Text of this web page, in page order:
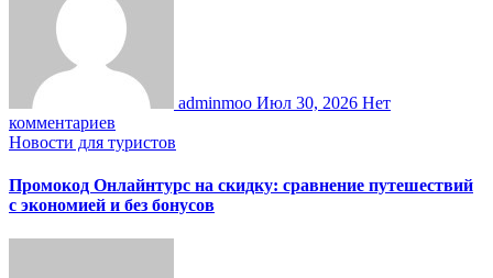
adminmoo Июл 30, 2026 Нет
комментариев
Новости для туристов
Промокод Онлайнтурс на скидку: сравнение путешествий
с экономией и без бонусов